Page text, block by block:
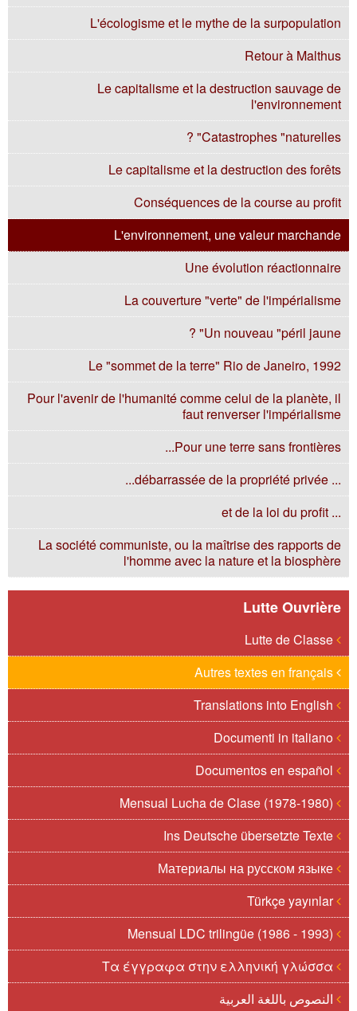
L'écologisme et le mythe de la surpopulation
Retour à Malthus
Le capitalisme et la destruction sauvage de
l'environnement
Catastrophes "naturelles" ?
Le capitalisme et la destruction des forêts
Conséquences de la course au profit
L'environnement, une valeur marchande
Une évolution réactionnaire
La couverture "verte" de l'impérialisme
Un nouveau "péril jaune" ?
Le "sommet de la terre" Rio de Janeiro, 1992
Pour l'avenir de l'humanité comme celui de la planète, il
faut renverser l'impérialisme
Pour une terre sans frontières...
... débarrassée de la propriété privée...
... et de la loi du profit
La société communiste, ou la maîtrise des rapports de
l'homme avec la nature et la biosphère
Lutte Ouvrière
Türkçe yayınlar
النصوص باللغة العربية